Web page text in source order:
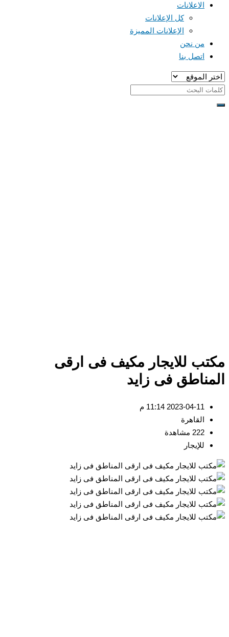
الاعلانات
كل الإعلانات
الإعلانات المميزة
من نحن
اتصل بنا
للايجار مكيف فى ارقى
فى زايد
2023-04-11 11:14 م
القاهرة
222 مشاهدة
للإيجار